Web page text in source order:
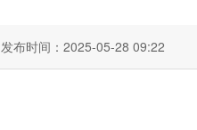
发布时间：2025-05-28 09:22